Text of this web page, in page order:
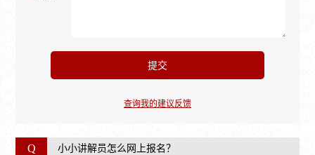
查询我的建议反馈
Q 小小讲解员怎么网上报名？